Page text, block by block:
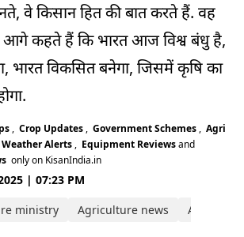
वे किसान हित की बात करते हैं. वह
कहते हैं कि भारत आज विश्व बंधु है,
भारत विकसित बनेगा, जिसमें कृषि का
, Crop Updates , Government Schemes , Agri
Weather Alerts , Equipment Reviewsand
only on KisanIndia.in
| 07:23 PM
ministry Agriculture news